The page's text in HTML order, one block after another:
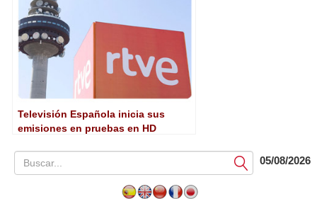
Televisión Española inicia sus
emisiones en pruebas en HD
Submit05/08/2026